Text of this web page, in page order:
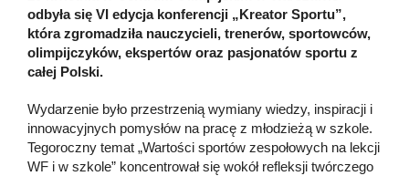
odbyła się VI edycja konferencji „Kreator Sportu”,
która zgromadziła nauczycieli, trenerów, sportowców,
olimpijczyków, ekspertów oraz pasjonatów sportu z
całej Polski.
Wydarzenie było przestrzenią wymiany wiedzy, inspiracji i
innowacyjnych pomysłów na pracę z młodzieżą w szkole.
Tegoroczny temat „Wartości sportów zespołowych na lekcji
WF i w szkole” koncentrował się wokół refleksji twórczego